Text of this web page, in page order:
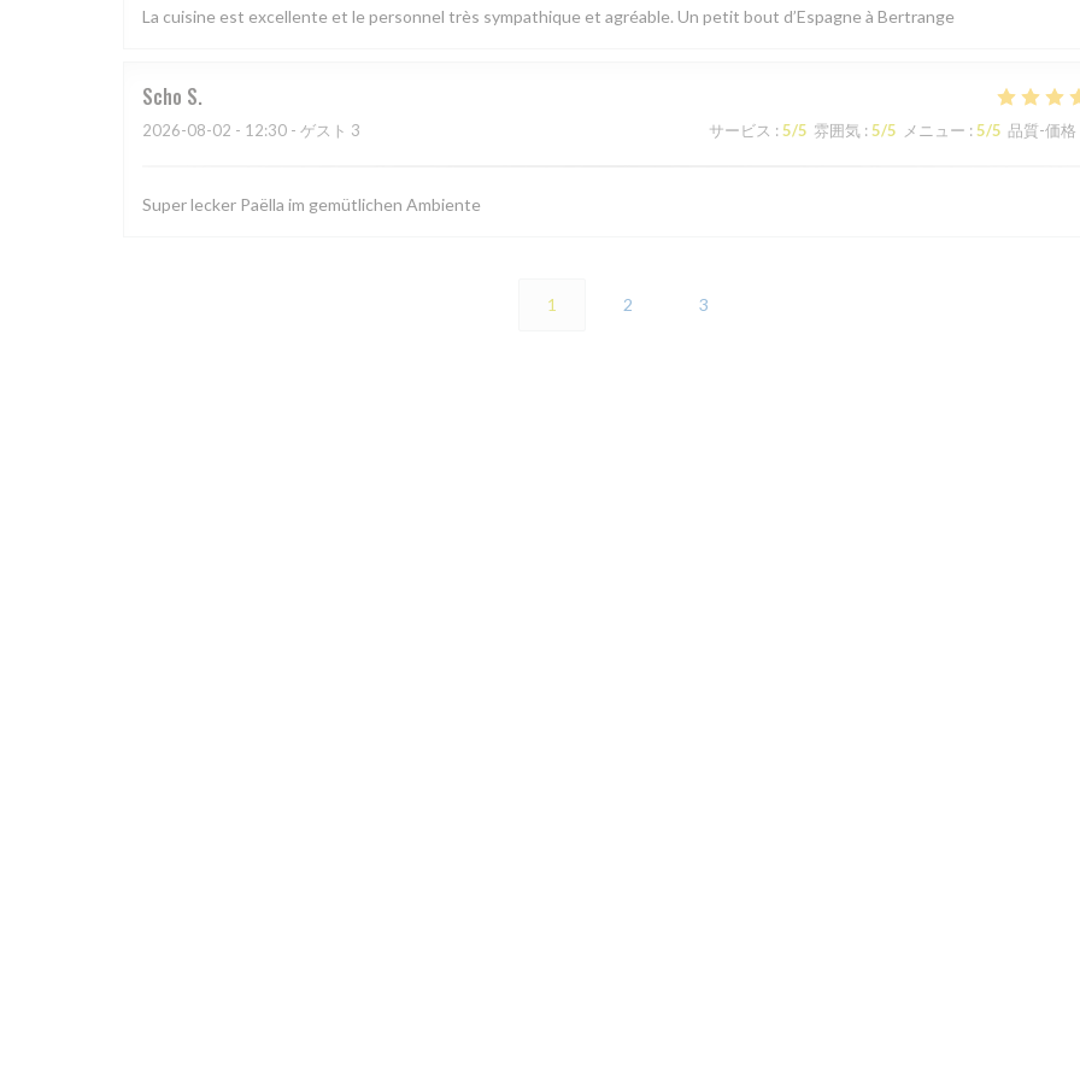
La cuisine est excellente et le personnel très sympathique et agréable. Un petit bout d’Espagne à Bertrange
Scho S
2026-08-02 - 12:30 - ゲスト 3 サービス : 5/5 雰囲気 : 5/5 メニュー : 5/5 品質-価格
Super lecker Paëlla im gemütlichen Ambiente
1 2 3